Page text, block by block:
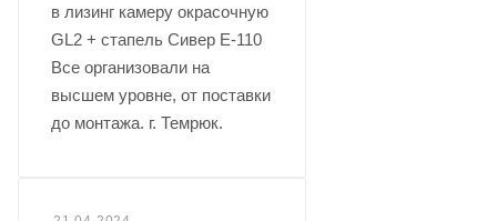
в лизинг камеру окрасочную
GL2 + стапель Сивер Е-110
Все организовали на
высшем уровне, от поставки
до монтажа. г. Темрюк.